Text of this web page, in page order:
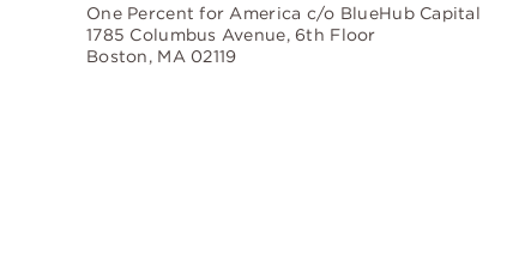
One Percent for America c/o BlueHub Capital
1785 Columbus Avenue, 6th Floor
Boston, MA 02119